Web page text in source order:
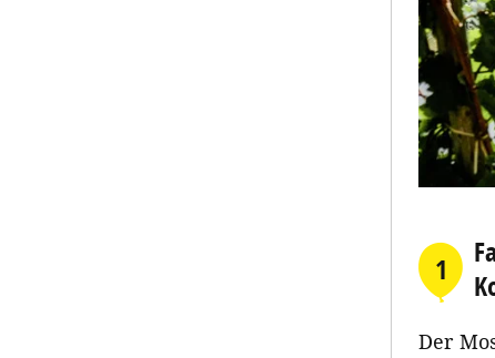
1
Der